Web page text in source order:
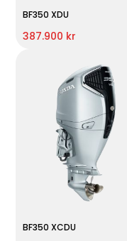
BF350 XDU
387.900 kr
BF350 XCDU